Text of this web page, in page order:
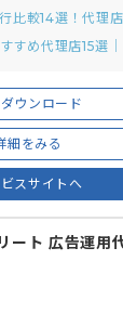
ウンロード
細をみる
スサイトへ
ート 広告運用